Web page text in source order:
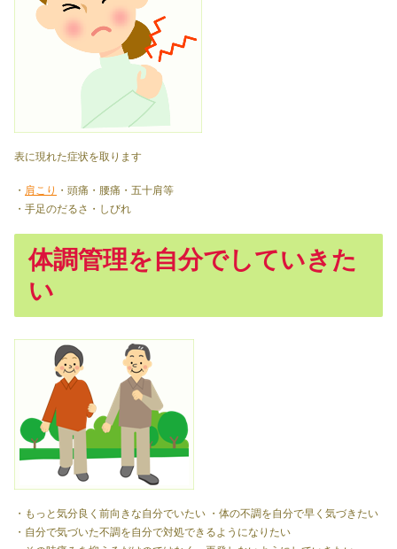
表に現れた症状を取ります
・ 肩こり ・頭痛・腰痛・五十肩等
・手足のだるさ・しびれ
体調管理を自分でしていきた
い
・もっと気分良く前向きな自分でいたい ・体の不調を自分で早く気づきたい
・自分で気づいた不調を自分で対処できるようになりたい